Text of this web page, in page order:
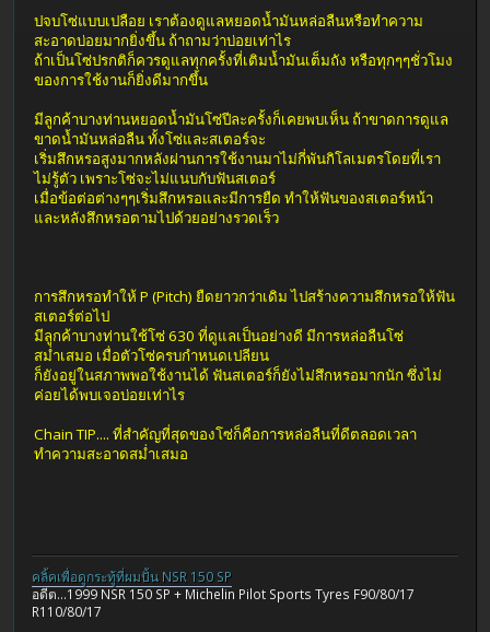
ปจบโซ่แบบเปลือย เราต้องดูแลหยอดน้ำมันหล่อลืนหรือทำความ
สะอาดบ่อยมากยิ่งขึ้น ถ้าถามว่าบ่อยเท่าไร
ถ้าเป็นโซ่ปรกติก็ควรดูแลทุกครั้งที่เติมน้ำมันเต็มถัง หรือทุกๆๆชั่วโมง
ของการใช้งานก็ยิ่งดีมากขึ้น
มีลูกค้าบางท่านหยอดน้ำมันโซ่ปีละครั้งก็เคยพบเห็น ถ้าขาดการดูแล
ขาดน้ำมันหล่อลืน ทั้งโซ่และสเตอร์จะ
เริ่มสึกหรอสูงมากหลังผ่านการใช้งานมาไม่กี่พันกิโลเมตรโดยที่เรา
ไม่รู้ตัว เพราะโซ่จะไม่แนบกับฟันสเตอร์
เมื่อข้อต่อต่างๆๆเริ่มสึกหรอและมีการยืด ทำให้ฟันของสเตอร์หน้า
และหลังสึกหรอตามไปด้วยอย่างรวดเร็ว
การสึกหรอทำให้ P (Pitch) ยืดยาวกว่าเดิม ไปสร้างความสึกหรอให้ฟัน
สเตอร์ต่อไป
มีลูกค้าบางท่านใช้โซ่ 630 ที่ดูแลเป็นอย่างดี มีการหล่อลืนโซ่
สม่ำเสมอ เมื่อตัวโซ่ครบกำหนดเปลียน
ก็ยังอยู่ในสภาพพอใช้งานได้ ฟันสเตอร์ก็ยังไม่สึกหรอมากนัก ซึ่งไม่
ค่อยได้พบเจอบ่อยเท่าไร
Chain TIP.... ที่สำคัญที่สุดของโซ่ก็คือการหล่อลืนที่ดีตลอดเวลา
ทำความสะอาดสม่ำเสมอ
คลิ้คเพื่อดูกระทู้ที่ผมปั้น NSR 150 SP
อดีต...1999 NSR 150 SP + Michelin Pilot Sports Tyres F90/80/17
R110/80/17